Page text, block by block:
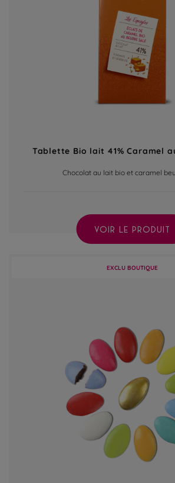
Tablette Bio lait 41% Caramel
Chocolat au lait bio et caramel
VOIR LE PRODUIT
EXCLU BOUTIQUE